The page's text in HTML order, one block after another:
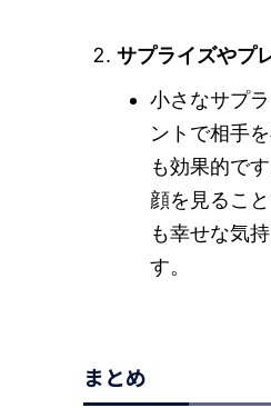
サプライズやプ
小さなサプ
ントで相手
も効果的で
顔を見るこ
も幸せな気
す。
まとめ